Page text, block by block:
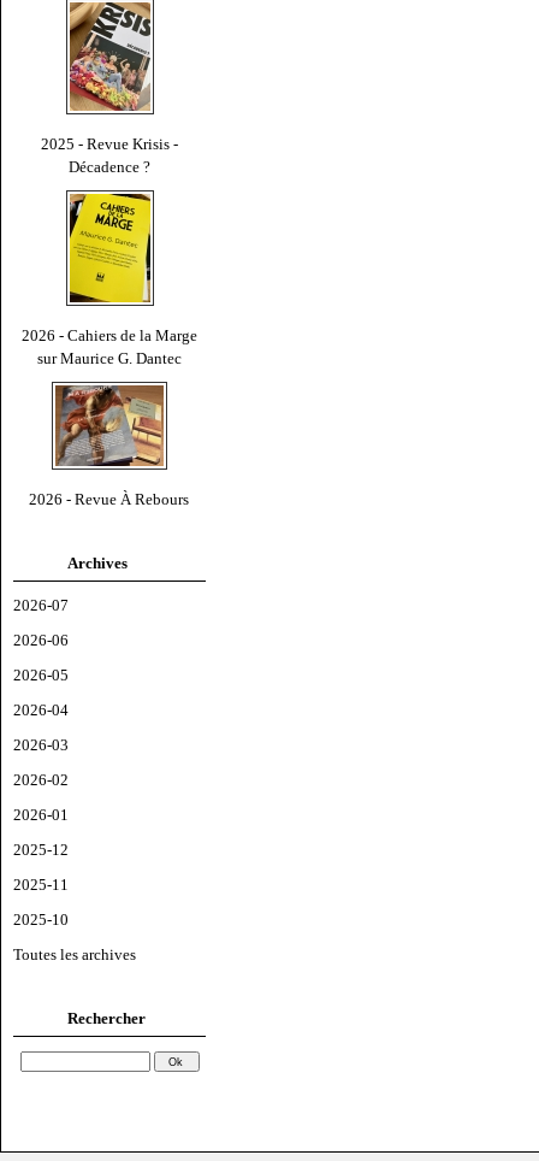
2025 - Revue Krisis -
Décadence ?
2026 - Cahiers de la Marge
sur Maurice G. Dantec
2026 - Revue À Rebours
Archives
2026-07
2026-06
2026-05
2026-04
2026-03
2026-02
2026-01
2025-12
2025-11
2025-10
Toutes les archives
Rechercher